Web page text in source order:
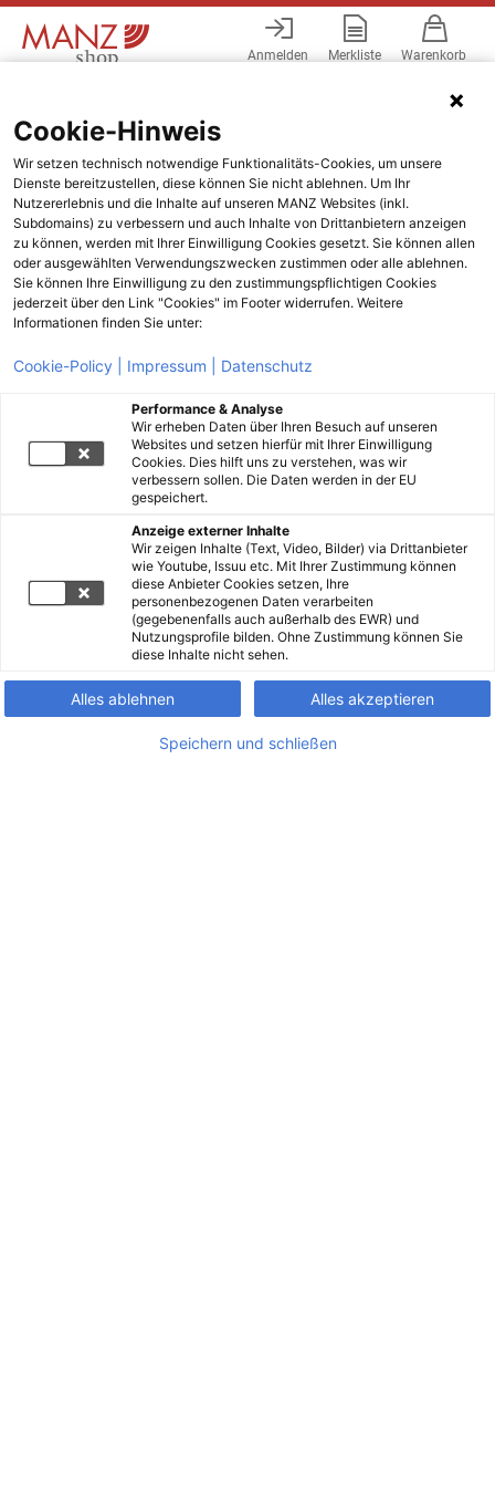
Anmelden Merkliste Warenkorb
Cookie-Hinweis
Wir setzen technisch notwendige Funktionalitäts-Cookies, um unsere
Dienste bereitzustellen, diese können Sie nicht ablehnen. Um Ihr
Nutzererlebnis und die Inhalte auf unseren MANZ Websites (inkl.
Subdomains) zu verbessern und auch Inhalte von Drittanbietern anzeigen
zu können, werden mit Ihrer Einwilligung Cookies gesetzt. Sie können allen
oder ausgewählten Verwendungszwecken zustimmen oder alle ablehnen.
Sie können Ihre Einwilligung zu den zustimmungspflichtigen Cookies
jederzeit über den Link "Cookies" im Footer widerrufen. Weitere
Informationen finden Sie unter:
Cookie-Policy | Impressum | Datenschutz
Performance & Analyse
Wir erheben Daten über Ihren Besuch auf unseren
Websites und setzen hierfür mit Ihrer Einwilligung
Cookies. Dies hilft uns zu verstehen, was wir
verbessern sollen. Die Daten werden in der EU
gespeichert.
Anzeige externer Inhalte
Wir zeigen Inhalte (Text, Video, Bilder) via Drittanbieter
wie Youtube, Issuu etc. Mit Ihrer Zustimmung können
diese Anbieter Cookies setzen, Ihre
personenbezogenen Daten verarbeiten
(gegebenenfalls auch außerhalb des EWR) und
Nutzungsprofile bilden. Ohne Zustimmung können Sie
diese Inhalte nicht sehen.
Alles ablehnen Alles akzeptieren
Speichern und schließen